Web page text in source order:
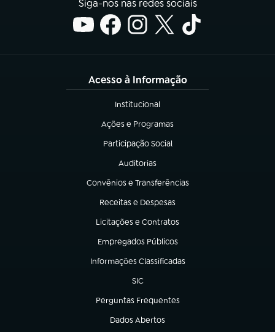
Siga-nos nas redes sociais
Acesso à Informação
Institucional
(abre em nova aba)
Ações e Programas
(abre em nova aba)
Participação Social
(abre em nova aba)
Auditorias
(abre em nova aba)
Convênios e Transferências
(abre em nova aba)
Receitas e Despesas
(abre em nova aba)
Licitações e Contratos
(abre em nova aba)
Empregados Públicos
(abre em nova aba)
Informações Classificadas
(abre em nova aba)
SIC
(abre em nova aba)
Perguntas Frequentes
(abre em nova aba)
Dados Abertos
(abre em nova aba)